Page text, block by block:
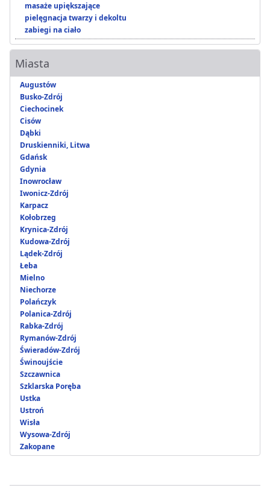
masaże upiększające
pielęgnacja twarzy i dekoltu
zabiegi na ciało
Miasta
Augustów
Busko-Zdrój
Ciechocinek
Cisów
Dąbki
Druskienniki, Litwa
Gdańsk
Gdynia
Inowrocław
Iwonicz-Zdrój
Karpacz
Kołobrzeg
Krynica-Zdrój
Kudowa-Zdrój
Lądek-Zdrój
Łeba
Mielno
Niechorze
Polańczyk
Polanica-Zdrój
Rabka-Zdrój
Rymanów-Zdrój
Świeradów-Zdrój
Świnoujście
Szczawnica
Szklarska Poręba
Ustka
Ustroń
Wisła
Wysowa-Zdrój
Zakopane